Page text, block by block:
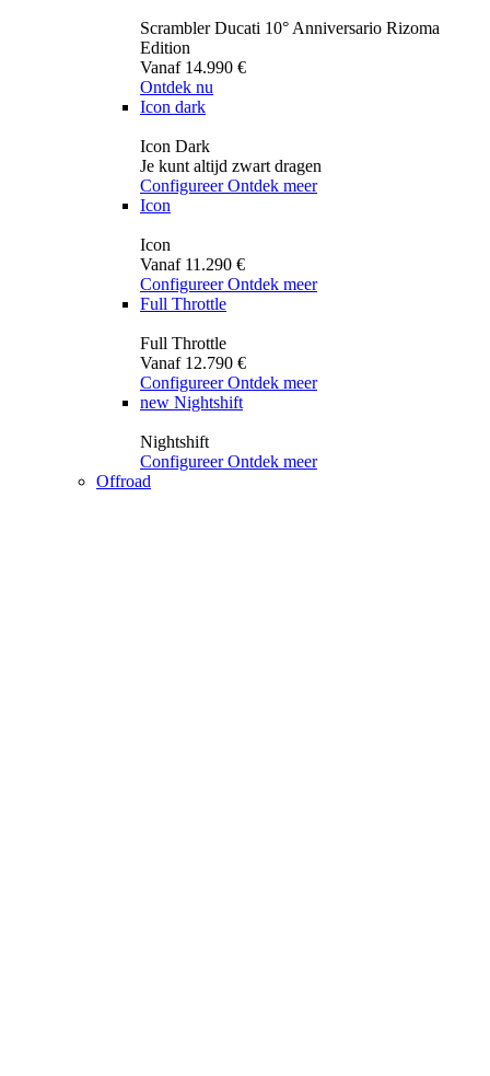
Scrambler Ducati 10° Anniversario Rizoma
Edition
Vanaf 14.990 €
Ontdek nu
Icon dark
Icon Dark
Je kunt altijd zwart dragen
Configureer Ontdek meer
Icon
Icon
Vanaf 11.290 €
Configureer Ontdek meer
Full Throttle
Full Throttle
Vanaf 12.790 €
Configureer Ontdek meer
new Nightshift
Nightshift
Configureer Ontdek meer
Offroad